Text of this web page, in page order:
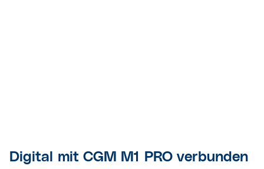
Digital mit CGM M1 PRO verbunden